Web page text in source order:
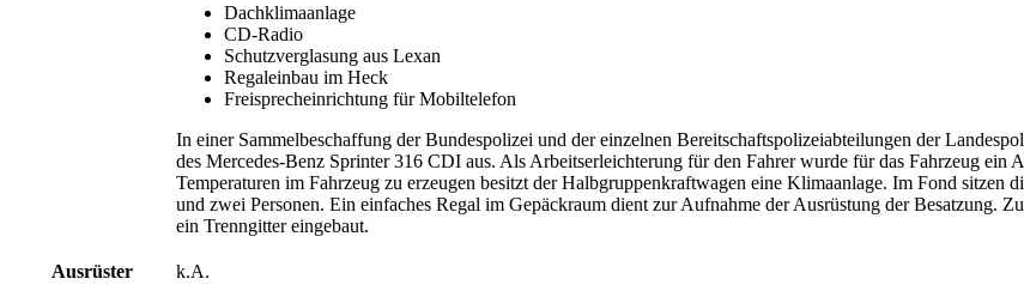
Dachklimaanlage
CD-Radio
Schutzverglasung aus Lexan
Regaleinbau im Heck
Freisprecheinrichtung für Mobiltelefon
In einer Sammelbeschaffung der Bundespolizei und der einzelnen Bereitschaftspolizeiabteilungen der
des Mercedes-Benz Sprinter 316 CDI aus. Als Arbeitserleichterung für den Fahrer wurde für das Fahrzeug
Temperaturen im Fahrzeug zu erzeugen besitzt der Halbgruppenkraftwagen eine Klimaanlage. Im Fond sitzen
und zwei Personen. Ein einfaches Regal im Gepäckraum dient zur Aufnahme der Ausrüstung der Besatzung.
ein Trenngitter eingebaut.
Ausrüster k.A.